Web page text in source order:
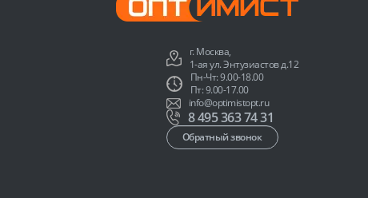
г. Москва,
1-ая ул. Энтузиастов д.12
Пн-Чт: 9.00-18.00
Пт: 9.00-17.00
info@optimistopt.ru
8 495 363 74 31
Обратный звонок